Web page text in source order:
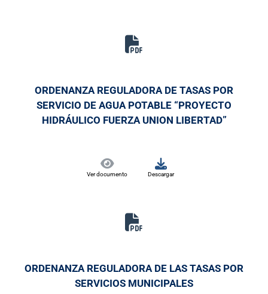
ORDENANZA REGULADORA DE TASAS POR
SERVICIO DE AGUA POTABLE “PROYECTO
HIDRÁULICO FUERZA UNION LIBERTAD”
Ver documento Descargar
ORDENANZA REGULADORA DE LAS TASAS POR
SERVICIOS MUNICIPALES